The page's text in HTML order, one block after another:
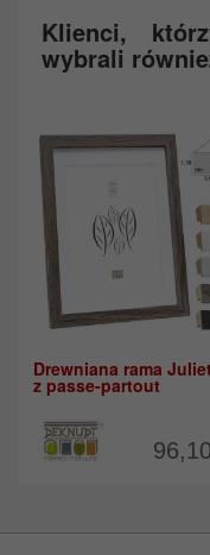
Klienci,
wybrali
Drewniana rama
z passe-partout